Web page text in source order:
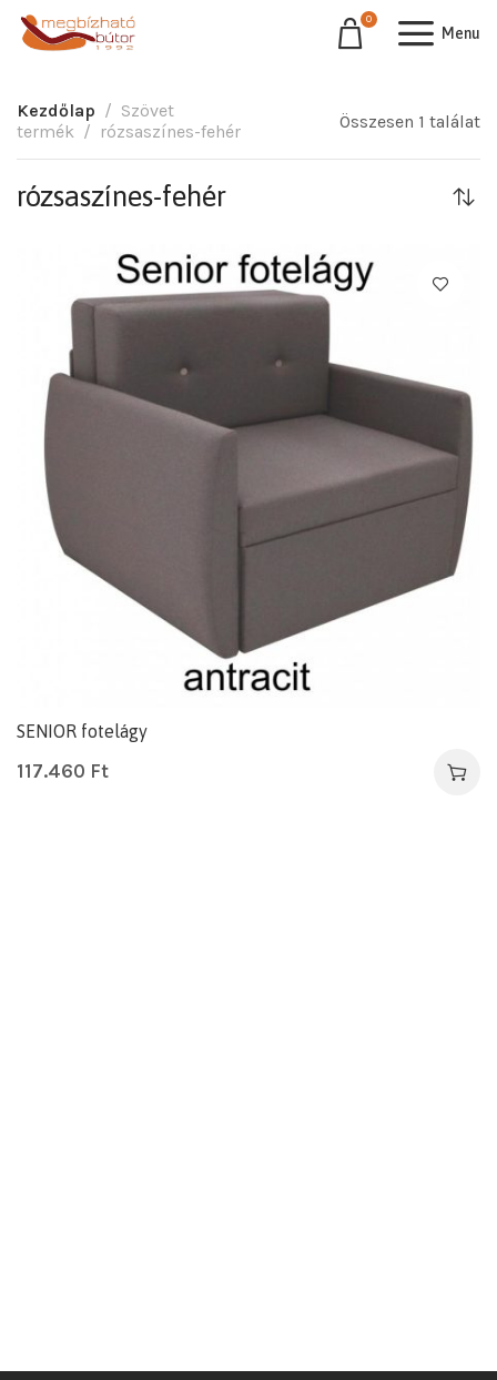
0
Menu
Kezdőlap
Szövet
termék
rózsaszínes-fehér Összesen 1 találat
rózsaszínes-fehér
SENIOR fotelágy
117.460 Ft